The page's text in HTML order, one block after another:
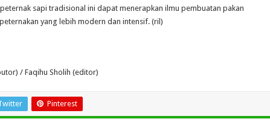
sapi tradisional ini dapat menerapkan ilmu pembuatan pakan
yang lebih modern dan intensif. (ril)
/ Faqihu Sholih (editor)
Pinterest